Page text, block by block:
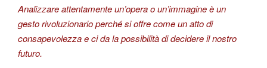
Analizzare attentamente un’opera o un’immagine è un
gesto rivoluzionario perché si offre come un atto di
consapevolezza e ci da la possibilità di decidere il nostro
futuro.